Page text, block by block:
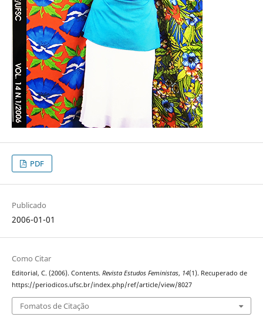
PDF
Publicado
2006-01-01
Como Citar
Editorial, C. (2006). Contents. Revista Estudos Feministas, 14(1). Recuperado de
https://periodicos.ufsc.br/index.php/ref/article/view/8027
Fomatos de Citação